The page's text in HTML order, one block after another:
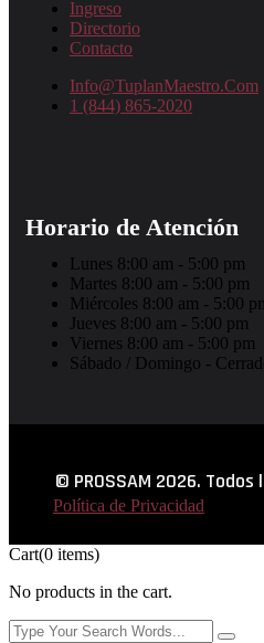
Ingreso
Directorio
Contacto
Info@TuplanMaestro.Com
1 (844) 865-2020
Horario de Atención
Lunes 8:00 am - 5:00 pm
Martes 8:00 am - 5:00 pm
Miércoles 8:00 am - 5:00
Jueves 8:00 am - 5:00 pm
Viernes 8:00 am - 5:00 pm
Sábado / Domingo -
© PROSSAM 2026.
Política de Privacidad
Cart(0 items)
No products in the cart.